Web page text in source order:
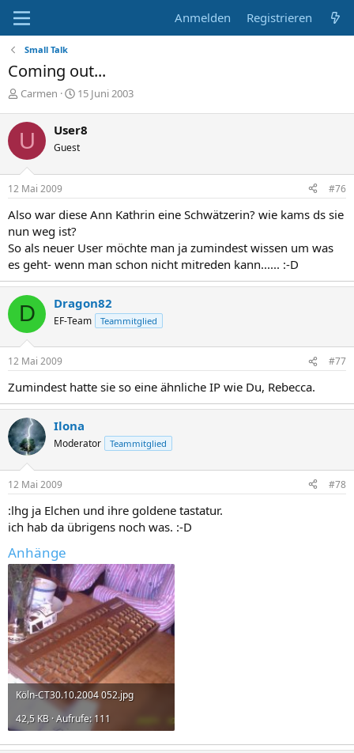
Anmelden Registrieren
Small Talk
Coming out...
E
s
t
e
l
l
e
Carmen
E
t
e
l
m
15 Juni 2003
U User8
Guest
12 Mai 2009 #76
Also war diese Ann Kathrin eine Schwätzerin? wie kams ds sie
nun weg ist?
So als neuer User möchte man ja zumindest wissen um was
es geht- wenn man schon nicht mitreden kann...... :-D
D Dragon82
EF-Team Teammitglied
12 Mai 2009 #77
Zumindest hatte sie so eine ähnliche IP wie Du, Rebecca.
Ilona
Moderator Teammitglied
12 Mai 2009 #78
:lhg ja Elchen und ihre goldene tastatur.
ich hab da übrigens noch was. :-D
Anhänge
Köln-CT30.10.2004 052.jpg
42,5 KB · Aufrufe: 111